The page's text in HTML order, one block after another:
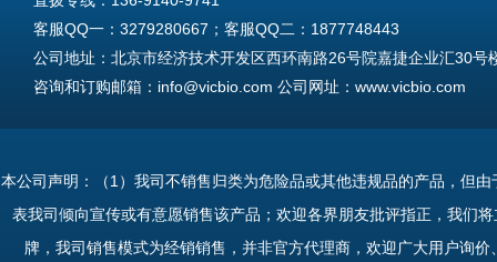
客服QQ一：3279280667；客服QQ二：1877748443
公司地址：北京市经济技术开发区西环南路26号院嘉捷企业汇30号
咨询和订购邮箱：info@vicbio.com 公司网址：www.vicbio.com
Tel: +86-13691409741
本公司声明：（1）我司不销售归类为危险品或其他违规品的产品，但
表我司倾向宣传或有意愿销售该产品；欢迎各界朋友批评指正，我们
牌，我司销售模式为经销销售，并非官方代理商，欢迎广大用户询